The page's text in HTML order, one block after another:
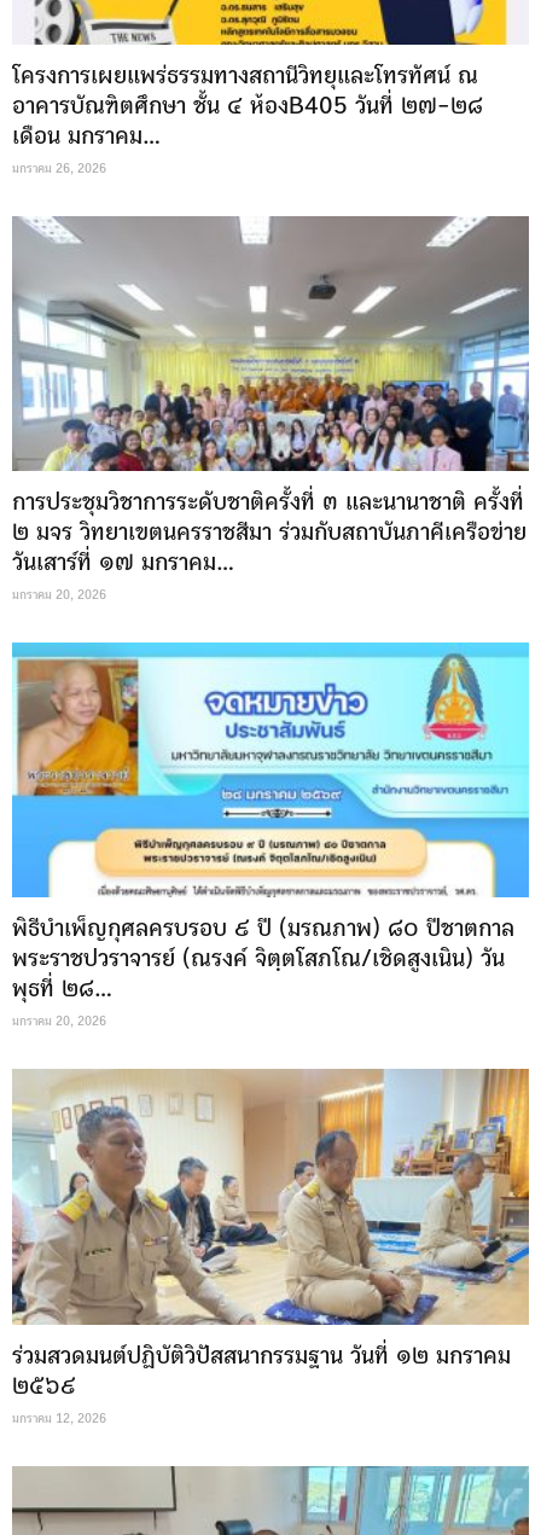
โครงการเผยแพร่ธรรมทางสถานีวิทยุและโทรทัศน์ ณ
อาคารบัณฑิตศึกษา ชั้น ๔ ห้องB405 วันที่ ๒๗-๒๘
เดือน มกราคม...
มกราคม 26, 2026
การประชุมวิชาการระดับชาติครั้งที่ ๓ และนานาชาติ ครั้งที่
๒ มจร วิทยาเขตนครราชสีมา ร่วมกับสถาบันภาคีเครือข่าย
วันเสาร์ที่ ๑๗ มกราคม...
มกราคม 20, 2026
พิธีบำเพ็ญกุศลครบรอบ ๙ ปี (มรณภาพ) ๘๐ ปีชาตกาล
พระราชปวราจารย์ (ณรงค์ จิตฺตโสภโณ/เชิดสูงเนิน) วัน
พุธที่ ๒๘...
มกราคม 20, 2026
ร่วมสวดมนต์ปฏิบัติวิปัสสนากรรมฐาน วันที่ ๑๒ มกราคม
๒๕๖๙
มกราคม 12, 2026